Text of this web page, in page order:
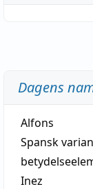
Dagens
Alfons
Spansk
Inez